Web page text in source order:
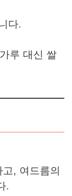
다.
루 대신 쌀
, 여드름의
.